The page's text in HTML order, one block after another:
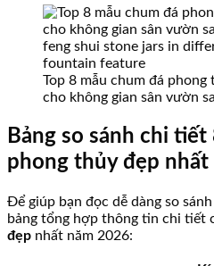
Top 8 mẫu chum đá
cho không gian sân vườn
Bảng so sánh chi tiết
phong thủy đẹp nhất
Để giúp bạn đọc dễ dàng so
bảng tổng hợp thông tin chi tiết
đẹp nhất năm 2026: